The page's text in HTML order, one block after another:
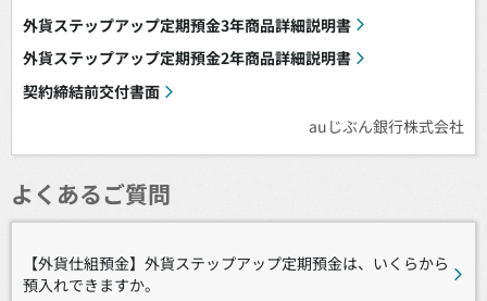
外貨ステップアップ定期預金3年商品詳細説明書
外貨ステップアップ定期預金2年商品詳細説明書
契約締結前交付書面
auじぶん銀行株式会社
よくあるご質問
【外貨仕組預金】外貨ステップアップ定期預金は、いくらから
預入れできますか。